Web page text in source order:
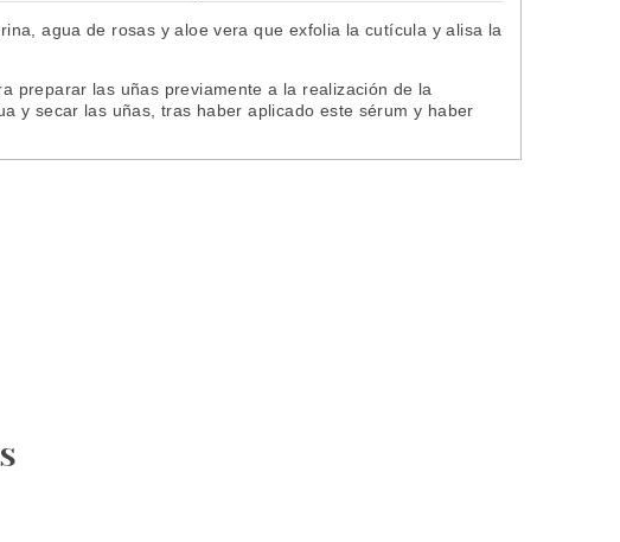
agua de rosas y aloe vera que exfolia la cutícula y alisa la
preparar las uñas previamente a la realización de la
y secar las uñas, tras haber aplicado este sérum y haber